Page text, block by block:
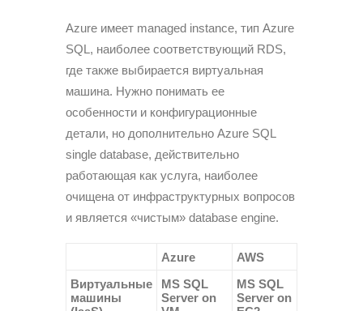
Azure имеет managed instance, тип Azure
SQL, наиболее соответствующий RDS,
где также выбирается виртуальная
машина. Нужно понимать ее
особенности и конфигурационные
детали, но дополнительно Azure SQL
single database, действительно
работающая как услуга, наиболее
очищена от инфраструктурных вопросов
и является «чистым» database engine.
Azure
AWS
Виртуальные
машины
MS SQL
Server on
MS SQL
Server on